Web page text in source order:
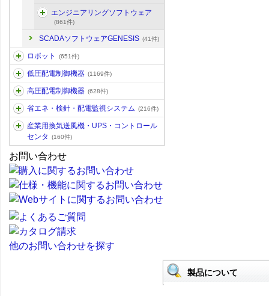
エンジニアリングソフトウェア
(861件)
SCADAソフトウェアGENESIS (41件)
ロボット (651件)
低圧配電制御機器 (1169件)
高圧配電制御機器 (628件)
省エネ・検針・配電監視システム (216件)
産業用換気送風機・UPS・コントロール
センタ
(160件)
お問い合わせ
他のお問い合わせを探す
製品について